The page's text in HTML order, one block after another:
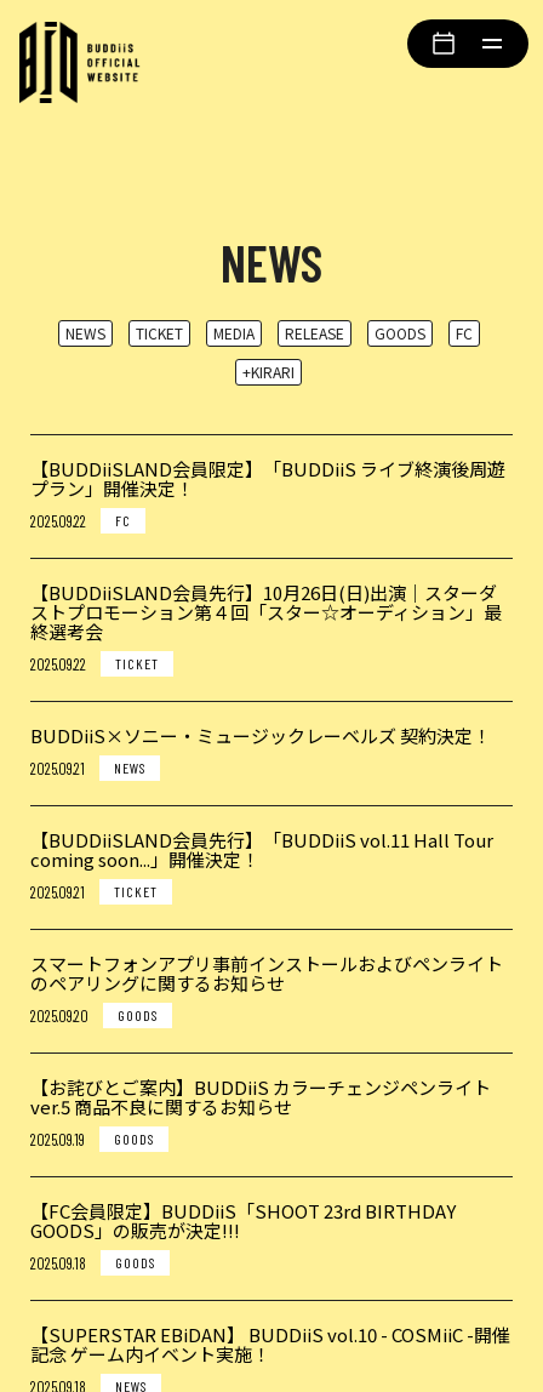
NEWS
NEWS TICKET MEDIA RELEASE GOODS
FC
+KIRARI
【BUDDiiSLAND会員限定】「BUDDiiS ライブ終演後周遊
プラン」開催決定！
2025.09.22 FC
【BUDDiiSLAND会員先行】10月26日(日)出演｜スターダ
ストプロモーション第４回「スター☆オーディション」最
終選考会
2025.09.22 TICKET
BUDDiiS×ソニー・ミュージックレーベルズ 契約決定！
2025.09.21 NEWS
【BUDDiiSLAND会員先行】「BUDDiiS vol.11 Hall Tour
coming soon...」開催決定！
2025.09.21 TICKET
スマートフォンアプリ事前インストールおよびペンライト
のペアリングに関するお知らせ
2025.09.20 GOODS
【お詫びとご案内】BUDDiiS カラーチェンジペンライト
ver.5 商品不良に関するお知らせ
2025.09.19 GOODS
【FC会員限定】BUDDiiS「SHOOT 23rd BIRTHDAY
GOODS」の販売が決定!!!
2025.09.18 GOODS
【SUPERSTAR EBiDAN】 BUDDiiS vol.10 - COSMiiC -開催
記念 ゲーム内イベント実施！
2025.09.18 NEWS